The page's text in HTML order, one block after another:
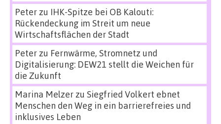
Peterzu IHK-Spitze bei OB Kalouti:
Rückendeckung im Streit um neue
Wirtschaftsflächen der Stadt
Peterzu Fernwärme, Stromnetz und
Digitalisierung: DEW21 stellt die Weichen für
die Zukunft
Marina Melzerzu Siegfried Volkert ebnet
Menschen den Weg in ein barrierefreies und
inklusives Leben